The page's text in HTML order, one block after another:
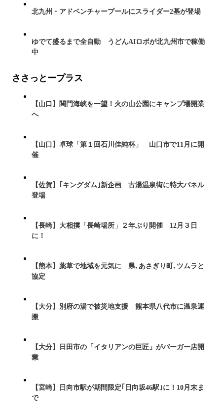
北九州・アドベンチャープールにスライダー2基が登場
ゆでて盛るまで全自動 うどんAIロボが北九州市で稼働
中
ささっとープラス
【山口】関門海峡を一望！火の山公園にキャンプ場開業
へ
【山口】卓球「第１回石川佳純杯」 山口市で11月に開
催
【佐賀】｢キングダム｣新企画 古湯温泉街に特大パネル
登場
【長崎】大相撲「長崎場所」２年ぶり開催 12月３日
に！
【熊本】薬草で地域を元気に 県､あさぎり町､ツムラと
協定
【大分】別府の湯で被災地支援 熊本県八代市に温泉運
搬
【大分】日田市の「イタリアンの巨匠」がバーガー店開
業
【宮崎】日向市駅が期間限定｢日向坂46駅｣に！10月末ま
で